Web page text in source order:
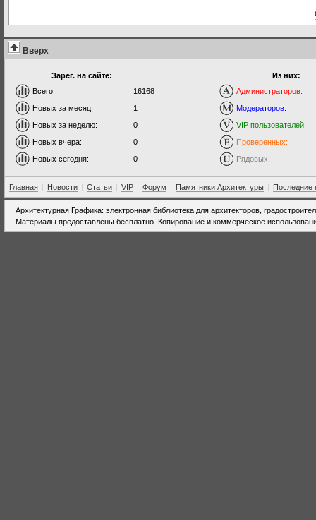
Вверх
Зарег. на сайте:
Всего:
16168
Новых за месяц:
1
Новых за неделю:
0
Новых вчера:
0
Новых сегодня:
0
Из них:
Администраторов:
Модераторов:
VIP пользователей:
Проверенных:
Рядовых:
Главная | Новости | Статьи | VIP | Форум | Памятники Архитектуры | Последние
Архитектурная Графика: электронная библиотека для архитекторов,
Материалы предоставлены бесплатно. Копирование и коммерческое